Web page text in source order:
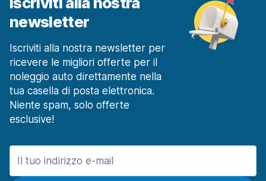
newsletter
Iscriviti alla nostra newsletter per
ricevere le migliori offerte per il
noleggio auto direttamente nella
tua casella di posta elettronica.
Niente spam, solo offerte
esclusive!